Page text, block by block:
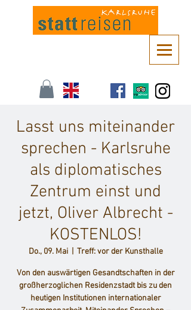
Lasst uns miteinander
sprechen - Karlsruhe
als diplomatisches
Zentrum einst und
jetzt, Oliver Albrecht -
KOSTENLOS!
Do., 09. Mai
  |
Treff: vor der Kunsthalle
Von den auswärtigen Gesandtschaften in der
großherzoglichen Residenzstadt bis zu den
heutigen Institutionen internationaler